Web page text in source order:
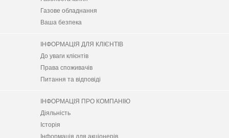
Газове обладнання
Ваша безпека
ІНФОРМАЦІЯ ДЛЯ КЛІЄНТІВ
До уваги клієнтів
Права споживачів
Питання та відповіді
ІНФОРМАЦІЯ ПРО КОМПАНІЮ
Діяльність
Історія
Інформація для акціонерів